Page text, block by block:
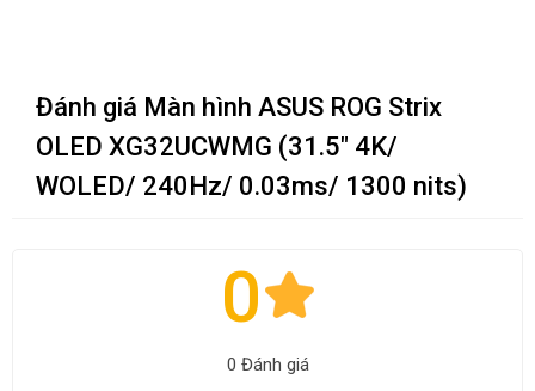
Đánh giá Màn hình ASUS ROG Strix
OLED XG32UCWMG (31.5" 4K/
WOLED/ 240Hz/ 0.03ms/ 1300 nits)
0
0 Đánh giá